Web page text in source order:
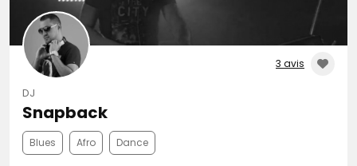
3 avis
DJ
Snapback
Blues Afro Dance